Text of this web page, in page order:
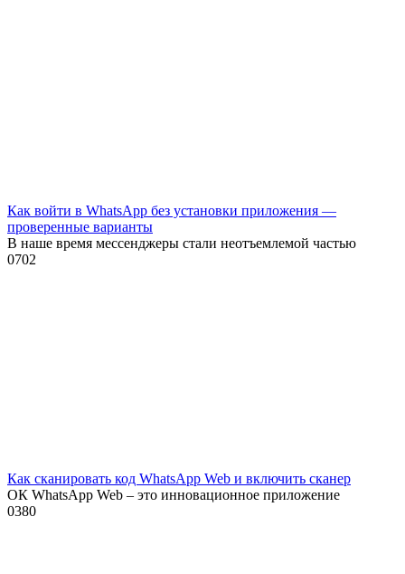
Как войти в WhatsApp без установки приложения —
проверенные варианты
В наше время мессенджеры стали неотъемлемой частью
0702
Как сканировать код WhatsApp Web и включить сканер
ОК WhatsApp Web – это инновационное приложение
0380